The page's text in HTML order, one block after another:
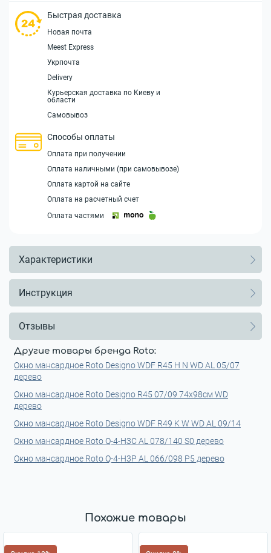
Быстрая доставка
Новая почта
Meest Express
Укрпочта
Delivery
Курьерская доставка по Киеву и
области
Самовывоз
Способы оплаты
Оплата при получении
Оплата наличными (при самовывозе)
Оплата картой на сайте
Оплата на расчетный счет
Оплата частями
Характеристики
Инструкция
Отзывы
Другие товары бренда Roto:
Окно мансардное Roto Designo WDF R45 H N WD AL 05/07
дерево
Окно мансардное Roto Designo R45 07/09 74x98см WD
дерево
Окно мансардное Roto Designo WDF R49 K W WD AL 09/14
Окно мансардное Roto Q-4-H3C AL 078/140 S0 дерево
Окно мансардное Roto Q-4-H3P AL 066/098 P5 дерево
Похожие товары